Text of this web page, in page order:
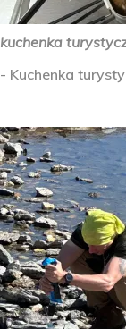
kuchenka
- Kuchenka